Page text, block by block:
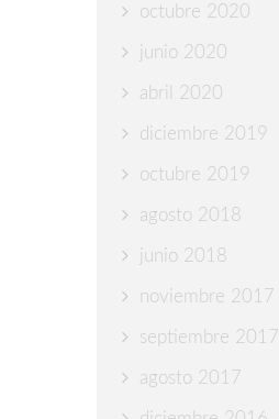
octubre 2020
junio 2020
abril 2020
diciembre 2019
octubre 2019
agosto 2018
junio 2018
noviembre 2017
septiembre 2017
agosto 2017